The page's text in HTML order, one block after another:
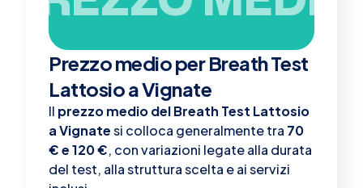
Prezzo medio per Breath Test
Lattosio a Vignate
Il prezzo medio del Breath Test Lattosio
a Vignatesi colloca generalmente tra 70
€ e 120 €, con variazioni legate alla durata
del test, alla struttura scelta e ai servizi